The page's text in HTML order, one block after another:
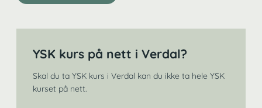
YSK kurs på nett i Verdal?
Skal du ta YSK kurs i Verdal kan du ikke ta hele YSK
kurset på nett.